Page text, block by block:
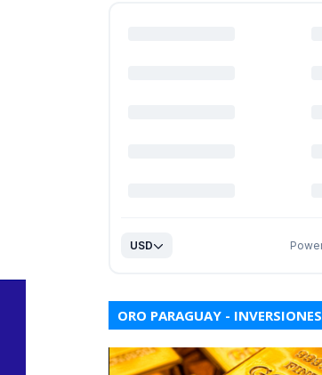
ORO PARAGUAY - INVERSIONES